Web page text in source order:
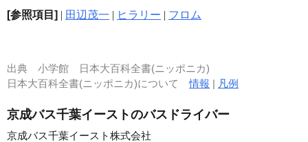
[参照項目] | 田辺茂一 | ヒラリー | フロム
出典 小学館 日本大百科全書(ニッポニカ)
日本大百科全書(ニッポニカ)について情報 | 凡例
京成バス千葉イーストのバスドライバー
京成バス千葉イースト株式会社